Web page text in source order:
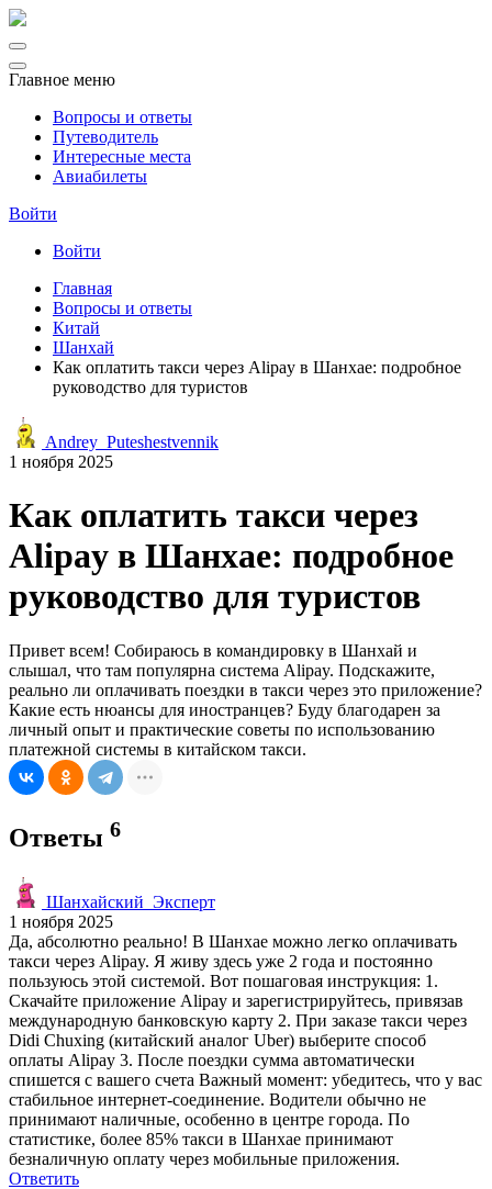
Главное меню
Вопросы и ответы
Путеводитель
Интересные места
Авиабилеты
Войти
Войти
Главная
Вопросы и ответы
Китай
Шанхай
Как оплатить такси через Alipay в Шанхае: подробное
руководство для туристов
Andrey_Puteshestvennik
1 ноября 2025
Как оплатить такси через
Alipay в Шанхае: подробное
руководство для туристов
Привет всем! Собираюсь в командировку в Шанхай и
слышал, что там популярна система Alipay. Подскажите,
реально ли оплачивать поездки в такси через это приложение?
Какие есть нюансы для иностранцев? Буду благодарен за
личный опыт и практические советы по использованию
платежной системы в китайском такси.
Ответы 6
Шанхайский_Эксперт
1 ноября 2025
Да, абсолютно реально! В Шанхае можно легко оплачивать
такси через Alipay. Я живу здесь уже 2 года и постоянно
пользуюсь этой системой. Вот пошаговая инструкция: 1.
Скачайте приложение Alipay и зарегистрируйтесь, привязав
международную банковскую карту 2. При заказе такси через
Didi Chuxing (китайский аналог Uber) выберите способ
оплаты Alipay 3. После поездки сумма автоматически
спишется с вашего счета Важный момент: убедитесь, что у вас
стабильное интернет-соединение. Водители обычно не
принимают наличные, особенно в центре города. По
статистике, более 85% такси в Шанхае принимают
безналичную оплату через мобильные приложения.
Ответить